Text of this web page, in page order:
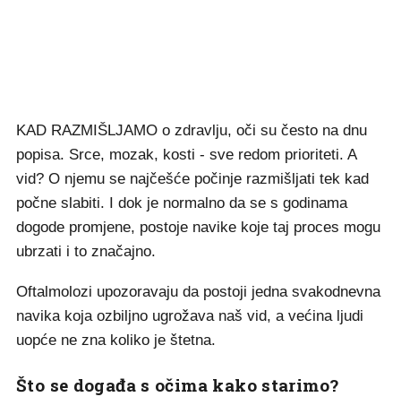
KAD RAZMIŠLJAMO o zdravlju, oči su često na dnu
popisa. Srce, mozak, kosti - sve redom prioriteti. A
vid? O njemu se najčešće počinje razmišljati tek kad
počne slabiti. I dok je normalno da se s godinama
dogode promjene, postoje navike koje taj proces mogu
ubrzati i to značajno.
Oftalmolozi upozoravaju da postoji jedna svakodnevna
navika koja ozbiljno ugrožava naš vid, a većina ljudi
uopće ne zna koliko je štetna.
Što se događa s očima kako starimo?